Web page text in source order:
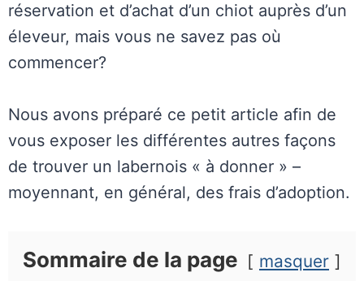
réservation et d’achat d’un chiot auprès d’un
éleveur, mais vous ne savez pas où
commencer?
Nous avons préparé ce petit article afin de
vous exposer les différentes autres façons
de trouver un labernois « à donner » –
moyennant, en général, des frais d’adoption.
Sommaire de la page masquer